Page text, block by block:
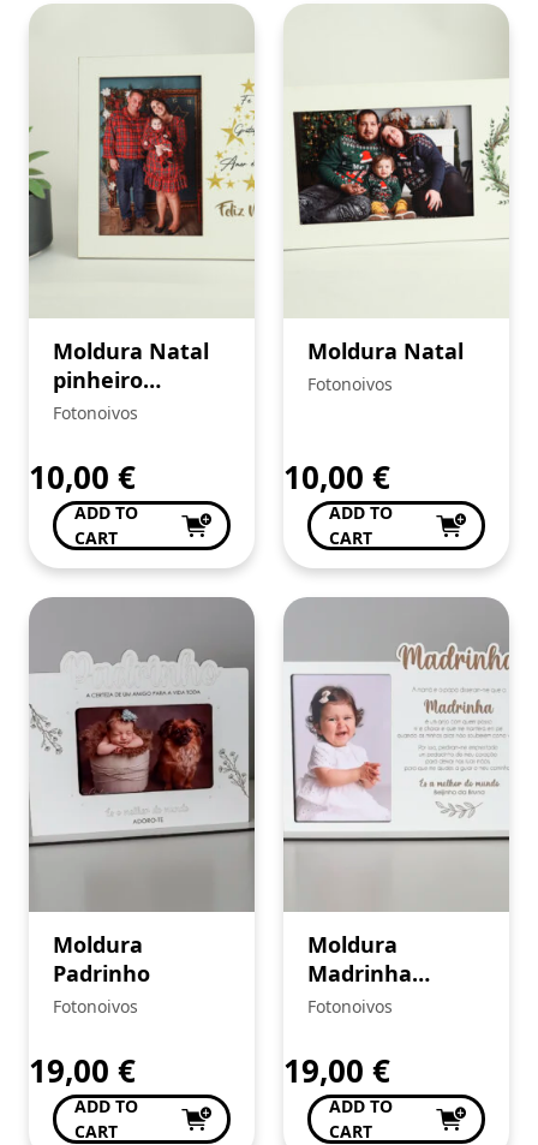
Moldura Natal
pinheiro
dourado
Fotonoivos
10,00 €
ADD TO
CART
Moldura Natal
Fotonoivos
10,00 €
ADD TO
CART
Moldura
Padrinho
Fotonoivos
19,00 €
ADD TO
CART
Moldura
Madrinha
Dedicatória
Fotonoivos
19,00 €
ADD TO
CART